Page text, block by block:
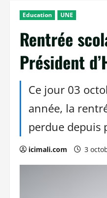
Education UNE
Rentrée
Président
Ce jour 03
année, la
perdue depuis
icimali.com 3